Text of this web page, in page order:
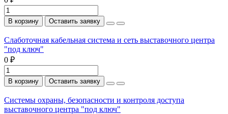
В корзину Оставить заявку
Слаботочная кабельная система и сеть выставочного центра
"под ключ"
0 ₽
В корзину Оставить заявку
Системы охраны, безопасности и контроля доступа
выставочного центра "под ключ"